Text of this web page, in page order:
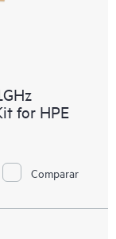
for HPE
Comparar